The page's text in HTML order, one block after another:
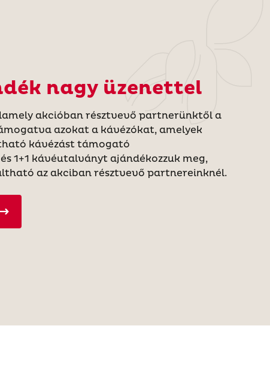
nagy üzenettel
akcióban résztvevő partnerünktől a
azokat a kávézókat, amelyek
kávézást támogató
1+1 kávéutalványt ajándékozzuk meg,
az akciban résztvevő partnereinknél.